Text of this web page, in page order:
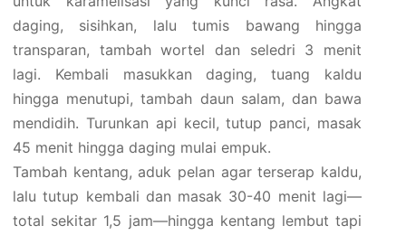
daging, sisihkan, lalu tumis bawang hingga
transparan, tambah wortel dan seledri 3 menit
lagi. Kembali masukkan daging, tuang kaldu
hingga menutupi, tambah daun salam, dan bawa
mendidih. Turunkan api kecil, tutup panci, masak
45 menit hingga daging mulai empuk.
Tambah kentang, aduk pelan agar terserap kaldu,
lalu tutup kembali dan masak 30-40 menit lagi—
total sekitar 1,5 jam—hingga kentang lembut tapi